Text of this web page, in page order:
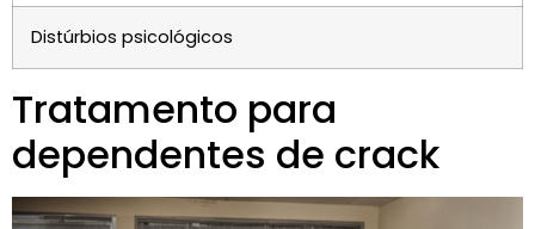
Distúrbios psicológicos
Tratamento para
dependentes de crack